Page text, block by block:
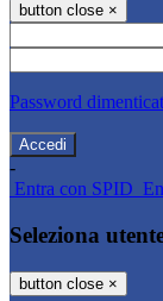
button close ×
Password
-
Entra con SPID
Seleziona
button close ×